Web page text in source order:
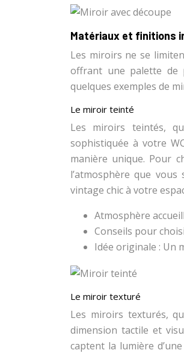
Matériaux et finitions
Les miroirs ne se
offrant une palette de
quelques exemples de
Le miroir teinté
Les miroirs teintés,
sophistiquée à votre
manière unique. Pour
l’atmosphère que
vintage chic à votre
Atmosphère
Conseils pour
Idée originale : Un
Le miroir texturé
Les miroirs texturés,
dimension tactile et
captent la lumière